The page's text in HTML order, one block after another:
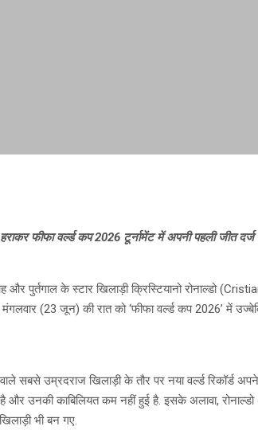
फीफा वर्ल्ड कप 2026 टूर्नामेंट में अपनी पहली जीत दर्ज
और पुर्तगाल के स्टार खिलाड़ी क्रिस्टियानो रोनाल्डो
(23 जून) की रात को ‘फीफा वर्ल्ड कप 2026’ में
सबसे उम्रदराज खिलाड़ी के तौर पर नया वर्ल्ड रिकॉर्ड
और उनकी काबिलियत कम नहीं हुई है. इसके अलावा,
भी बन गए.